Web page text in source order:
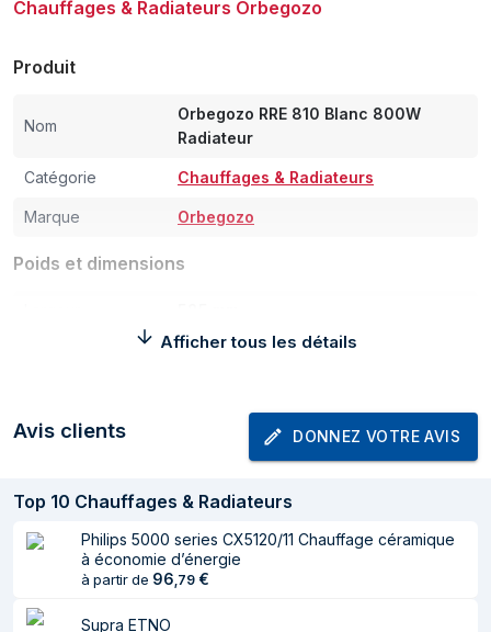
Chauffages & Radiateurs Orbegozo
Produit
Nom
Orbegozo RRE 810 Blanc 800W
Radiateur
Catégorie Chauffages & Radiateurs
Marque Orbegozo
Poids et dimensions
490 mm
Poids
représentation / réalisation
Puissance de
Afficher tous les détails
Avis clients DONNEZ VOTRE AVIS
Top 10 Chauffages & Radiateurs
Philips 5000 series CX5120/11 Chauffage céramique
à économie d’énergie
à partir de 96 79 €
Supra ETNO